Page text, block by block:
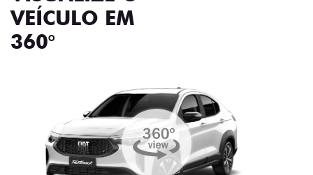
VEÍCULO EM
360°